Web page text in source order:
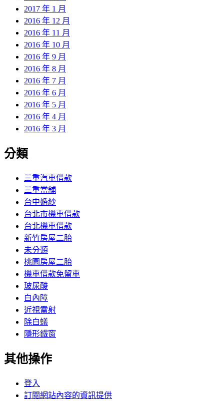
2017 年 1 月
2016 年 12 月
2016 年 11 月
2016 年 10 月
2016 年 9 月
2016 年 8 月
2016 年 7 月
2016 年 6 月
2016 年 5 月
2016 年 4 月
2016 年 3 月
分類
三重汽車借款
三重當舖
台中婚紗
台北市機車借款
台北機車借款
新竹房屋二胎
未分類
桃園房屋二胎
機車借款免留車
玻尿酸
白內障
近視雷射
除白蟻
隱形鐵窗
其他操作
登入
訂閱網站內容的資訊提供